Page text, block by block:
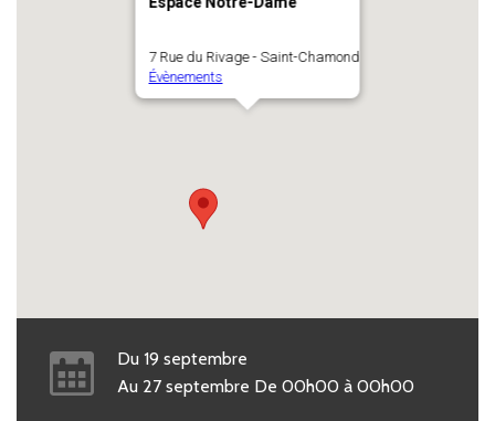
7 Rue du Rivage - Saint-Chamond
Évènements
Du 19 septembre
Au 27 septembre De00h00 à00h00